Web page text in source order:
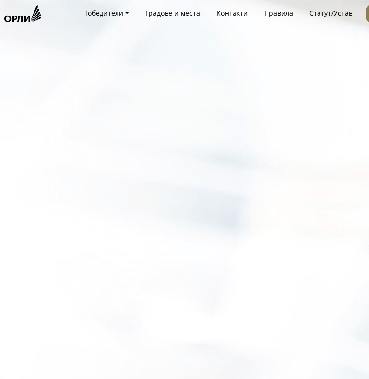
Победители Градове и места Контакти Правила Статут/Устав